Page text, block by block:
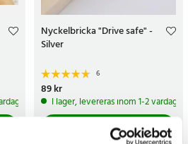
Nyckelbricka "Drive safe" -
Silver
6
Pris:89 kr
89 kr
I lager, levereras inom 1-2 vardagar
Köp